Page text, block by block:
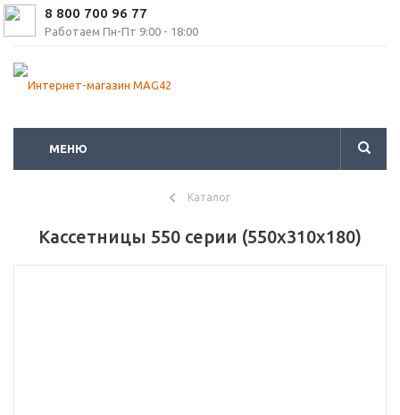
8 800 700 96 77
Работаем Пн-Пт 9:00 - 18:00
МЕНЮ
Каталог
Кассетницы 550 серии (550x310x180)